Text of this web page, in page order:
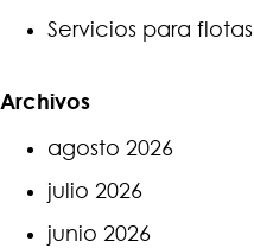
Servicios para flotas
Archivos
agosto 2026
julio 2026
junio 2026